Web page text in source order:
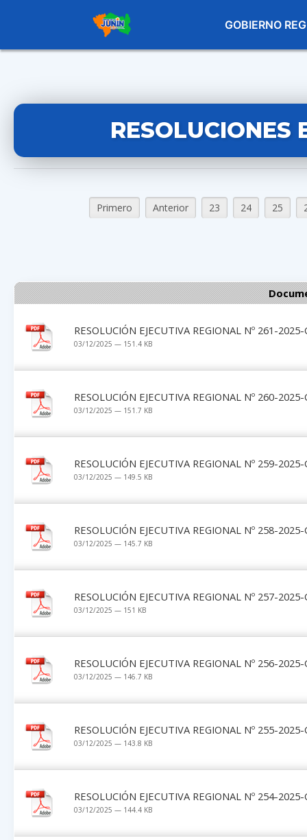
GOBIERNO
RESOLUCIONES
Primero Anterior 23 24 25
RESOLUCIÓN EJECUTIVA REGIONAL Nº 261-2025-
03/12/2025 — 151.4 KB
RESOLUCIÓN EJECUTIVA REGIONAL Nº 260-2025-
03/12/2025 — 151.7 KB
RESOLUCIÓN EJECUTIVA REGIONAL Nº 259-2025-
03/12/2025 — 149.5 KB
RESOLUCIÓN EJECUTIVA REGIONAL Nº 258-2025-
03/12/2025 — 145.7 KB
RESOLUCIÓN EJECUTIVA REGIONAL Nº 257-2025-
03/12/2025 — 151 KB
RESOLUCIÓN EJECUTIVA REGIONAL Nº 256-2025-
03/12/2025 — 146.7 KB
RESOLUCIÓN EJECUTIVA REGIONAL Nº 255-2025-
03/12/2025 — 143.8 KB
RESOLUCIÓN EJECUTIVA REGIONAL Nº 254-2025-
03/12/2025 — 144.4 KB